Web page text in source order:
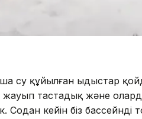
су құйылған ыдыстар
жауып тастадық және
Содан кейін біз